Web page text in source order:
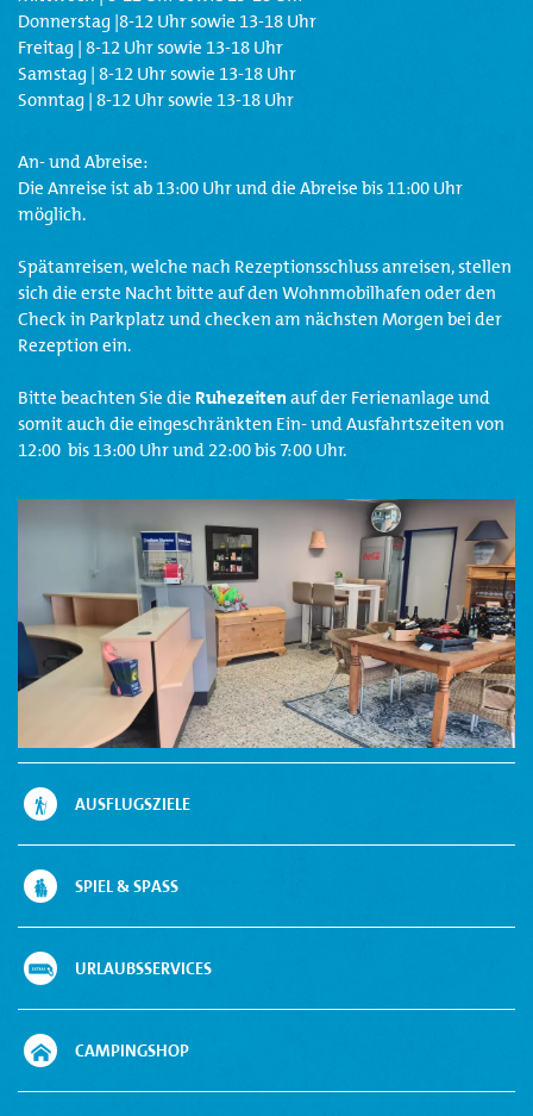
Donnerstag |8-12 Uhr sowie 13-18 Uhr
Freitag | 8-12 Uhr sowie 13-18 Uhr
Samstag | 8-12 Uhr sowie 13-18 Uhr
Sonntag | 8-12 Uhr sowie 13-18 Uhr
An- und Abreise:
Die Anreise ist ab 13:00 Uhr und die Abreise bis 11:00 Uhr
möglich.
Spätanreisen, welche nach Rezeptionsschluss anreisen, stellen
sich die erste Nacht bitte auf den Wohnmobilhafen oder den
Check in Parkplatz und checken am nächsten Morgen bei der
Rezeption ein.
Bitte beachten Sie die Ruhezeiten auf der Ferienanlage und
somit auch die eingeschränkten Ein- und Ausfahrtszeiten von
12:00 bis 13:00 Uhr und 22:00 bis 7:00 Uhr.
AUSFLUGSZIELE
SPIEL & SPASS
URLAUBSSERVICES
CAMPINGSHOP